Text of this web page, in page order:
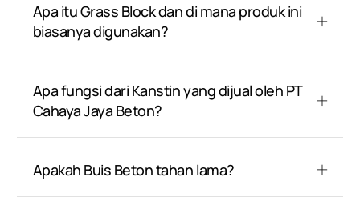
Apa itu Grass Block dan di mana produk ini
biasanya digunakan?
Apa fungsi dari Kanstin yang dijual oleh PT
Cahaya Jaya Beton?
Apakah Buis Beton tahan lama?